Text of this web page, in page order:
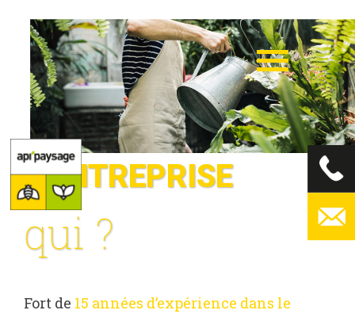
L’ENTREPRISE
qui ?
Fort de 15 années d’expérience dans le